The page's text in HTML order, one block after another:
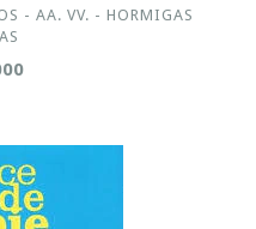
- AA. VV. - HORMIGAS